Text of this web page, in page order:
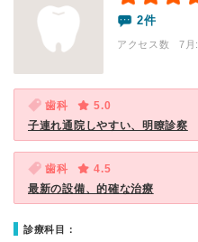
2件
アクセス数 7月:
歯科
5.0
子連れ通院しやすい、明瞭診察
歯科
4.5
最新の設備、的確な治療
診療科目：